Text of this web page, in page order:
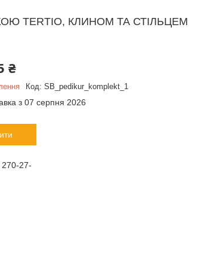
TERTIO, КЛИНОМ ТА СТІЛЬЦЕМ
₴
Код: SB_pedikur_komplekt_1
з 07 серпня 2026
27-